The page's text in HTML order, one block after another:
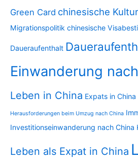
Green Card chinesische Kultur
Migrationspolitik chinesische
Daueraufenthalt
Einwanderung
Leben in China Expats in China
Herausforderungen beim Umzug nach China
Investitionseinwanderung nach China
Leben als Expat in China